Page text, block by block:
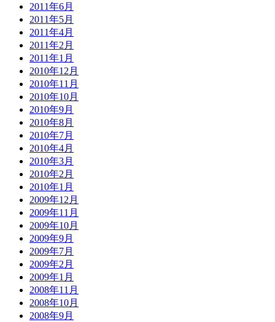
2011年6月
2011年5月
2011年4月
2011年2月
2011年1月
2010年12月
2010年11月
2010年10月
2010年9月
2010年8月
2010年7月
2010年4月
2010年3月
2010年2月
2010年1月
2009年12月
2009年11月
2009年10月
2009年9月
2009年7月
2009年2月
2009年1月
2008年11月
2008年10月
2008年9月